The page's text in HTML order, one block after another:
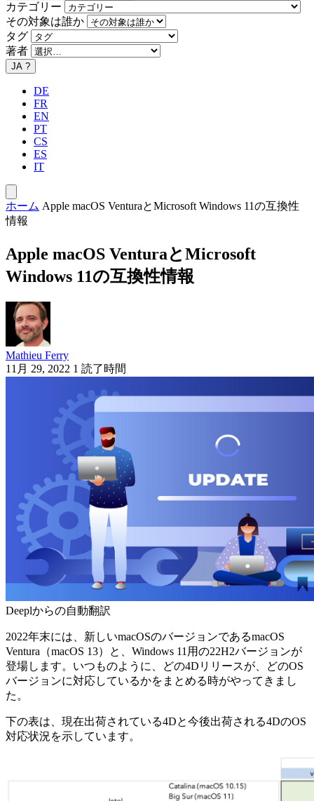
カテゴリー
その対象は誰か
タグ
著者
JA ?
DE
FR
EN
PT
CS
ES
IT
ホーム Apple macOS VenturaとMicrosoft Windows 11の互換性
情報
Apple macOS VenturaとMicrosoft
Windows 11の互換性情報
Mathieu Ferry
11月 29, 2022 1 読了時間
Deeplからの自動翻訳
2022年末には、新しいmacOSのバージョンであるmacOS
Ventura（macOS 13）と、Windows 11用の22H2バージョンが
登場します。いつものように、どの4Dリリースが、どのOS
バージョンに対応しているかをまとめる時がやってきまし
た。
下の表は、現在出荷されている4Dと今後出荷される4DのOS
対応状況を示しています。